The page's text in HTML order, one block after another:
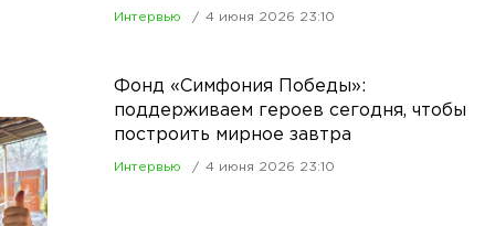
Интервью 4 июня 2026 23:10
Фонд «Симфония Победы»:
поддерживаем героев сегодня, чтобы
построить мирное завтра
Интервью 4 июня 2026 23:10